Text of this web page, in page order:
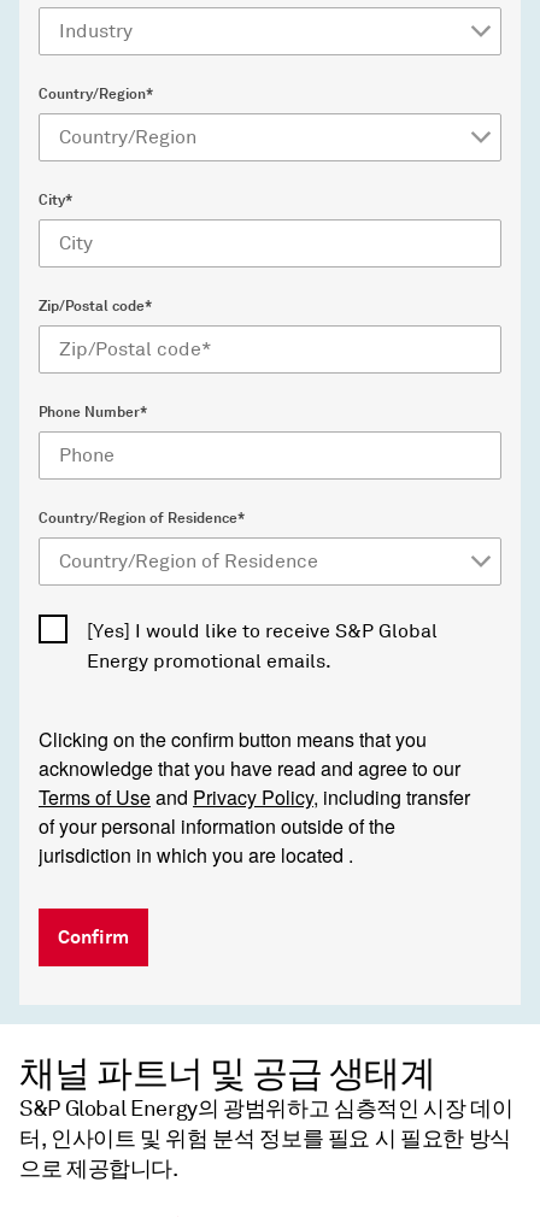
Country/Region*
City*
Zip/Postal code*
Phone Number*
Country/Region of Residence*
[Yes] I would like to receive S&P Global
Energy promotional emails.
Clicking on the confirm button means that you
acknowledge that you have read and agree to our
Terms of Useand Privacy Policy, including transfer
of your personal information outside of the
jurisdiction in which you are located .
Confirm
채널 파트너 및 공급 생태계
S&P Global Energy의 광범위하고 심층적인 시장 데이
터, 인사이트 및 위험 분석 정보를 필요 시 필요한 방식
으로 제공합니다.